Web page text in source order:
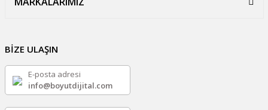
BİZE ULAŞIN
E-posta adresi
info@boyutdijital.com